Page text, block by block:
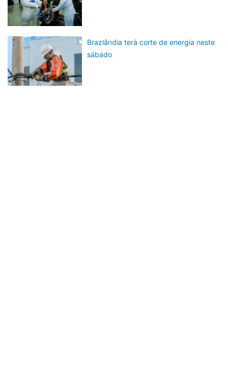
Brazlândia terá corte de energia neste
sábado